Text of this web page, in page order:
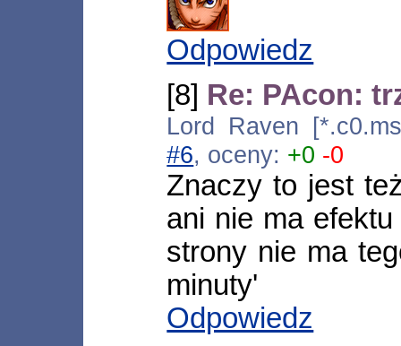
Odpowiedz
[8] Re: PAcon:
Lord Raven
#6, oceny: +0 -0
Znaczy to jest
ani nie ma
strony nie ma
minuty'
Odpowiedz